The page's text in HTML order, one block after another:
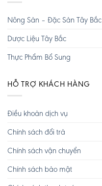
Nông Sản – Đặc Sản Tây Bắc
Dược Liệu Tây Bắc
Thực Phẩm Bổ Sung
HỖ TRỢ KHÁCH HÀNG
Điều khoản dịch vụ
Chính sách đổi trả
Chính sách vận chuyển
Chính sách bảo mật